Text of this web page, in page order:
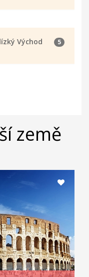
5
Východ
země